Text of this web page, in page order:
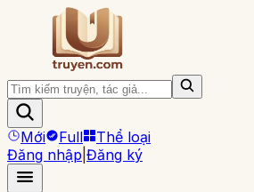
Mới Full
Thể loại
Đăng nhập Đăng ký